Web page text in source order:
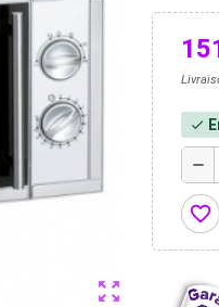
zoom_out_map
check
remove
favorite_border